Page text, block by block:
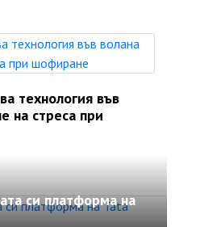
технология във
на стреса при
си платформа на